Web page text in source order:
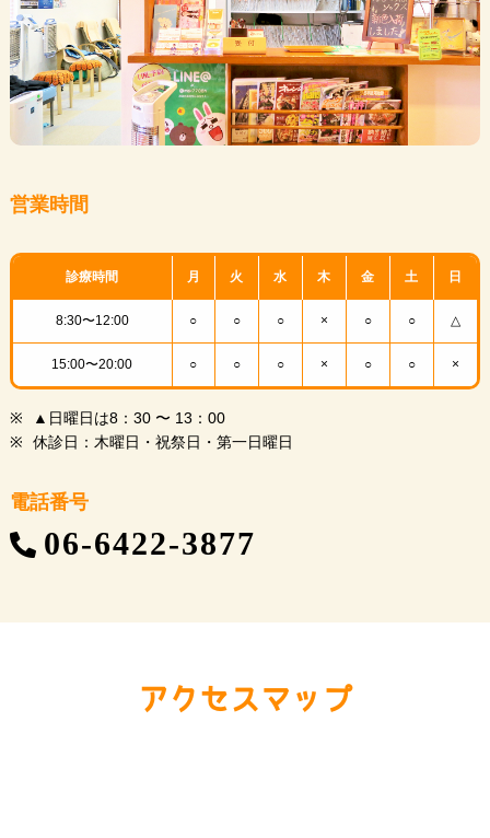
営業時間
診療時間 月 火 水 木 金 土 日
8:30〜12:00 ○ ○ ○ × ○ ○ △
15:00〜20:00 ○ ○ ○ × ○ ○ ×
▲日曜日は8：30 〜 13：00
休診日：木曜日・祝祭日・第一日曜日
電話番号
06-6422-3877
アクセスマップ